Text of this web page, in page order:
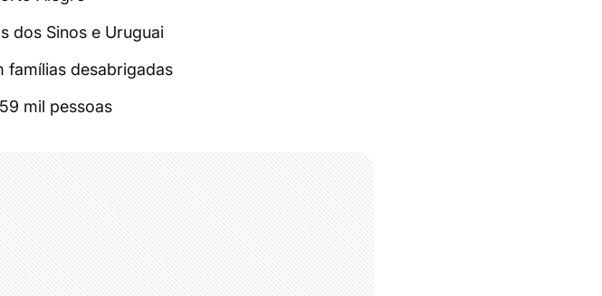
dos Sinos e Uruguai
famílias desabrigadas
mil pessoas